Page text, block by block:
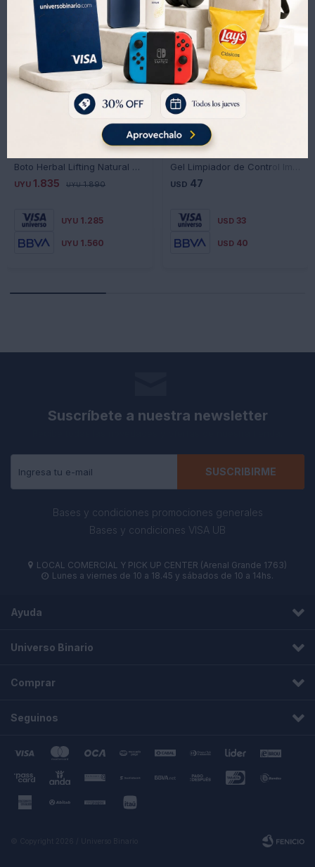
Boto Herbal Lifting Natural Matias Gonzalez 50ml
UYU 1.835 UYU 1.890
UYU 1.285
UYU 1.560
USD 47
USD 33
USD 40
Suscríbete a nuestra newsletter
SUSCRIBIRME
Bases y condiciones promociones generales
Bases y condiciones VISA UB
 LOCAL COMERCIAL Y PICK UP CENTER (Arenal Grande 1763)
 Lunes a viernes de 10 a 18.45 y sábados de 10 a 14hs.
Ayuda
Universo Binario
Comprar
Seguinos